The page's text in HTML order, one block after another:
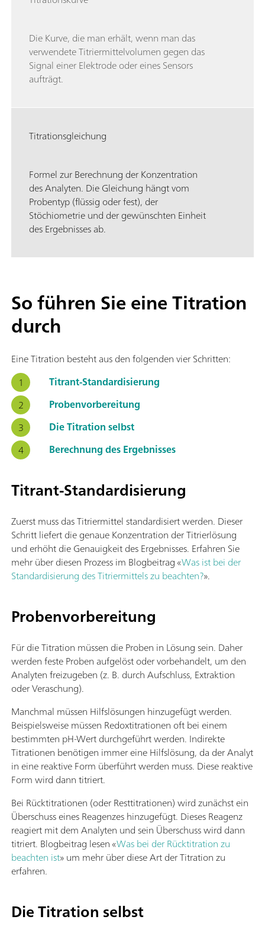
Die Kurve, die man erhält, wenn man das
verwendete Titriermittelvolumen gegen das
Signal einer Elektrode oder eines Sensors
aufträgt.
Titrationsgleichung
Formel zur Berechnung der Konzentration
des Analyten. Die Gleichung hängt vom
Probentyp (flüssig oder fest), der
Stöchiometrie und der gewünschten Einheit
des Ergebnisses ab.
So führen Sie eine Titration
durch
Eine Titration besteht aus den folgenden vier Schritten:
Titrant-Standardisierung
Probenvorbereitung
Die Titration selbst
Berechnung des Ergebnisses
Titrant-Standardisierung
Zuerst muss das Titriermittel standardisiert werden. Dieser
Schritt liefert die genaue Konzentration der Titrierlösung
und erhöht die Genauigkeit des Ergebnisses. Erfahren Sie
mehr über diesen Prozess im Blogbeitrag «Was ist bei der
Standardisierung des Titriermittels zu beachten?».
Probenvorbereitung
Für die Titration müssen die Proben in Lösung sein. Daher
werden feste Proben aufgelöst oder vorbehandelt, um den
Analyten freizugeben (z. B. durch Aufschluss, Extraktion
oder Veraschung).
Manchmal müssen Hilfslösungen hinzugefügt werden.
Beispielsweise müssen Redoxtitrationen oft bei einem
bestimmten pH-Wert durchgeführt werden. Indirekte
Titrationen benötigen immer eine Hilfslösung, da der Analyt
in eine reaktive Form überführt werden muss. Diese reaktive
Form wird dann titriert.
Bei Rücktitrationen (oder Resttitrationen) wird zunächst ein
Überschuss eines Reagenzes hinzugefügt. Dieses Reagenz
reagiert mit dem Analyten und sein Überschuss wird dann
titriert. Blogbeitrag lesen «Was bei der Rücktitration zu
beachten ist» um mehr über diese Art der Titration zu
erfahren.
Die Titration selbst